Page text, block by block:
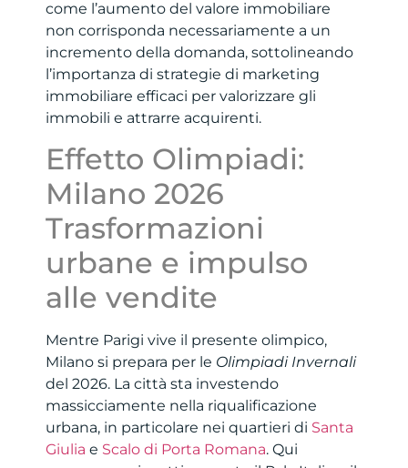
come l’aumento del valore immobiliare
non corrisponda necessariamente a un
incremento della domanda, sottolineando
l’importanza di strategie di marketing
immobiliare efficaci per valorizzare gli
immobili e attrarre acquirenti.
Effetto Olimpiadi:
Milano 2026
Trasformazioni
urbane e impulso
alle vendite
Mentre Parigi vive il presente olimpico,
Milano si prepara per le Olimpiadi Invernali
del 2026. La città sta investendo
massicciamente nella riqualificazione
urbana, in particolare nei quartieri di Santa
Giulia e Scalo di Porta Romana. Qui